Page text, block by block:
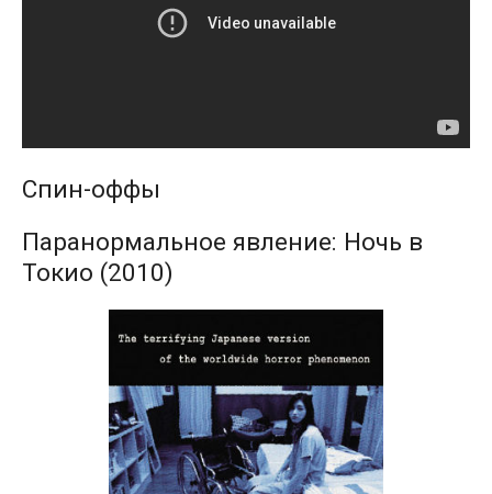
Спин-оффы
Паранормальное явление: Ночь в
Токио (2010)